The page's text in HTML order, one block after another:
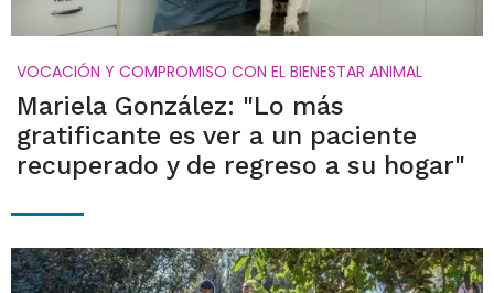
VOCACIÓN Y COMPROMISO CON EL BIENESTAR ANIMAL
Mariela González: "Lo más
gratificante es ver a un paciente
recuperado y de regreso a su hogar"